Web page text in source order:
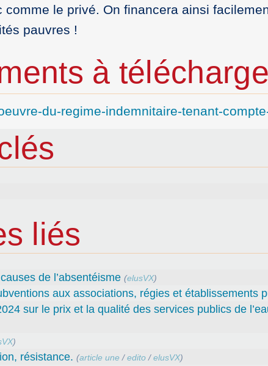
comme le privé. On financera ainsi
pauvres !
à
du-regime-indemnitaire-tenant-
liés
de l’absentéisme (elusVX)
aux associations, régies et établissements
sur le prix et la qualité des services publics de
)
résistance. (article une/edito/elusVX)